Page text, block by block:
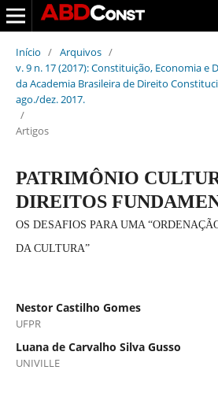
Início / Arquivos /
v. 9 n. 17 (2017): Constituição, Economia e
da Academia Brasileira de Direito
ago./dez. 2017.
/
Artigos
PATRIMÔNIO
DIREITOS
OS DESAFIOS PARA UMA
DA CULTURA”
Nestor Castilho Gomes
UFPR
Luana de Carvalho Silva Gusso
UNIVILLE